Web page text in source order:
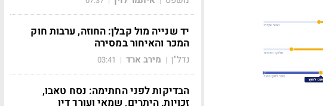
יד שנייה מול קבלן: החוזה, ערבות חוק
המכר והאיחור במסירה
נדל"ן | מירב ארד |
03:41
הבדיקות לפני החתימה: נסח טאבו,
זכויות, היתרים, שמאי ועורך דין